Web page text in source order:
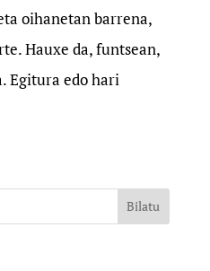
oihanetan barrena,
Hauxe da, funtsean,
Egitura edo hari